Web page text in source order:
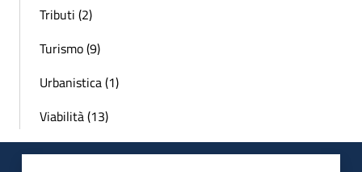
Tributi (2)
Turismo (9)
Urbanistica (1)
Viabilità (13)